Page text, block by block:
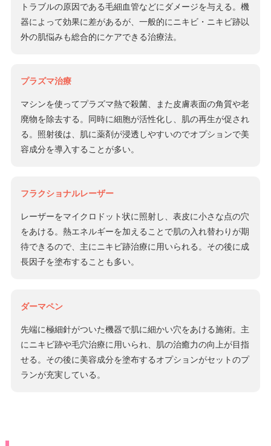
トラブルの原因である毛細血管などにダメージを与える。機
器によって効果に差があるが、一般的にニキビ・ニキビ跡以
外の肌悩みも総合的にケアできる治療法。
プラズマ治療
マシンを使ってプラズマ熱で殺菌、また皮膚表面の角質や老
廃物を除去する。同時に細胞が活性化し、肌の再生が促され
る。照射後は、肌に薬剤が浸透しやすいのでオプションで美
容成分を導入することが多い。
フラクショナルレーザー
レーザーをマイクロドット状に照射し、表皮に小さな点の穴
をあける。熱エネルギーを加えることで肌の入れ替わりが期
待できるので、主にニキビ跡治療に用いられる。その後に成
長因子を塗布することも多い。
ダーマペン
先端に極細針がついた機器で肌に細かい穴をあける施術。主
にニキビ跡や毛穴治療に用いられ、肌の治癒力の向上が目指
せる。その後に美容成分を塗布するオプションがセットのプ
ランが充実している。